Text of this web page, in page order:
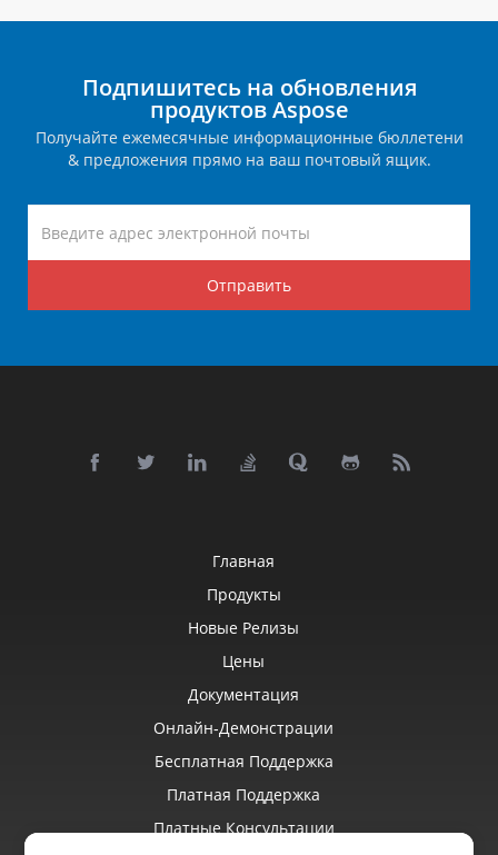
Подпишитесь на обновления
продуктов Aspose
Получайте ежемесячные информационные бюллетени
& предложения прямо на ваш почтовый ящик.
Отправить
Главная
Продукты
Новые Релизы
Цены
Документация
Онлайн‑демонстрации
Бесплатная Поддержка
Платная Поддержка
Платные Консультации